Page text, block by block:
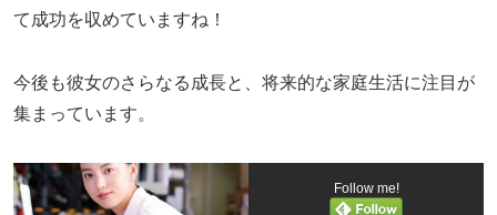
て成功を収めていますね！
今後も彼女のさらなる成長と、将来的な家庭生活に注目が
集まっています。
Follow me!